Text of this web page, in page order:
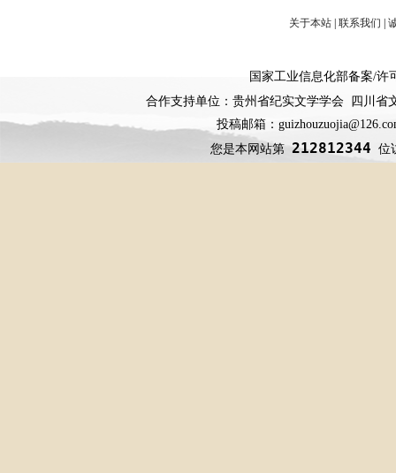
关于本站| 联系我们 |
国家工业信息化部备案/许
合作支持单位：贵州省纪实文学学会 四川
投稿邮箱：
您是本网站第212812344